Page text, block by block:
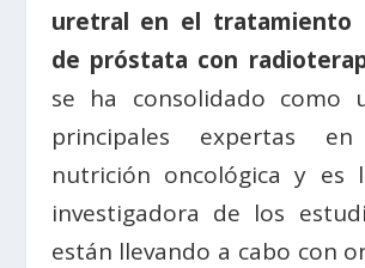
uretral en el tratamiento
de próstata con
se ha consolidado como
principales expertas
nutrición oncológica y es
investigadora de los
están llevando a cabo con